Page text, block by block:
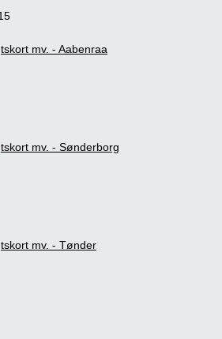
mv. - Aabenraa
mv. - Sønderborg
mv. - Tønder